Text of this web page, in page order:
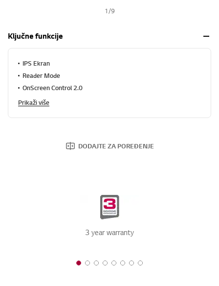
1/9
Ključne funkcije
IPS Ekran
Reader Mode
OnScreen Control 2.0
Prikaži više
DODAJTE ZA POREĐENJE
3 year warranty
5 of 86 of 87 of 88 of 8